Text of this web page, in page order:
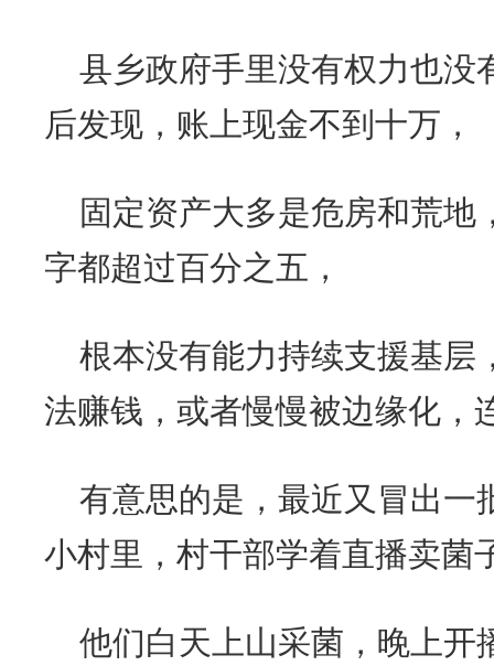
县乡政府手里没有权力也没
后发现，账上现金不到十万，
固定资产大多是危房和荒地
字都超过百分之五，
根本没有能力持续支援基层
法赚钱，或者慢慢被边缘化，
有意思的是，最近又冒出一
小村里，村干部学着直播卖菌
他们白天上山采菌，晚上开